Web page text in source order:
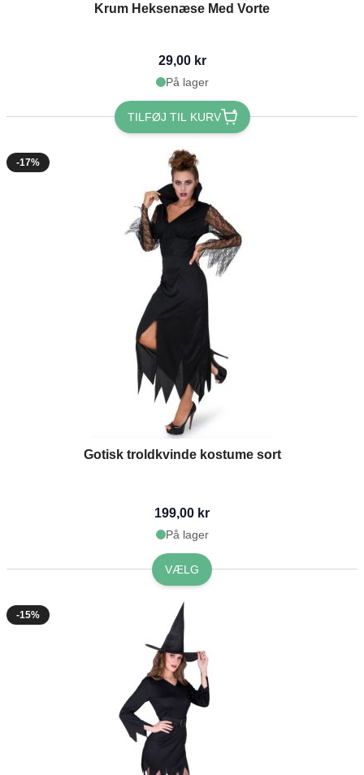
Krum Heksenæse Med Vorte
29,00 kr
På lager
TILFØJ TIL KURV
-17%
Gotisk troldkvinde kostume sort
199,00 kr
På lager
VÆLG
-15%